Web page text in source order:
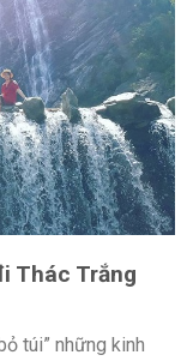
Thác Trắng
túi” những kinh